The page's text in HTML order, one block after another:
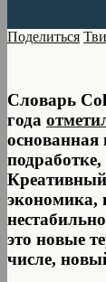
Поделиться
Словарь
года
основанная
Креативный
экономика,
это новые
числе,